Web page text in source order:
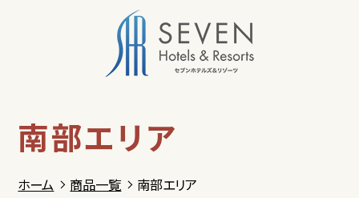
南部エリア
ホーム 商品一覧 南部エリア